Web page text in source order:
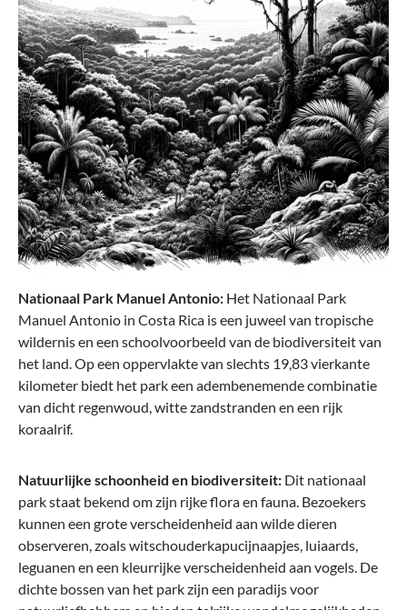
Travelite
UMBRIA Handbagage S (55 cm)
€ 109,95* € 79,95*
Travelite
€ 179,95*
Nationaal Park Manuel Antonio: Het Nationaal Park
Manuel Antonio in Costa Rica is een juweel van tropische
wildernis en een schoolvoorbeeld van de biodiversiteit van
het land. Op een oppervlakte van slechts 19,83 vierkante
kilometer biedt het park een adembenemende combinatie
van dicht regenwoud, witte zandstranden en een rijk
koraalrif.
Natuurlijke schoonheid en biodiversiteit: Dit nationaal
park staat bekend om zijn rijke flora en fauna. Bezoekers
kunnen een grote verscheidenheid aan wilde dieren
observeren, zoals witschouderkapucijnaapjes, luiaards,
leguanen en een kleurrijke verscheidenheid aan vogels. De
dichte bossen van het park zijn een paradijs voor